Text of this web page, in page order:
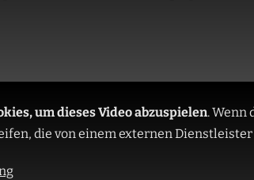
um dieses Video abzuspielen.Wenn
die von einem externen